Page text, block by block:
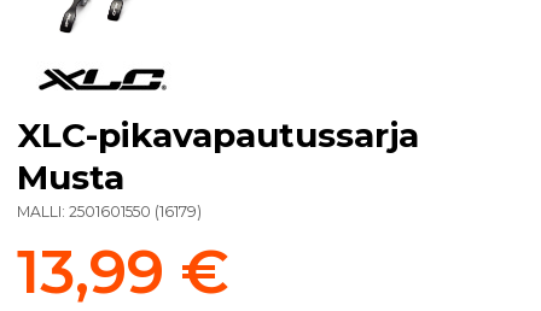
XLC-pikavapautussarja
Musta
MALLI: 2501601550 (16179)
13,99 €